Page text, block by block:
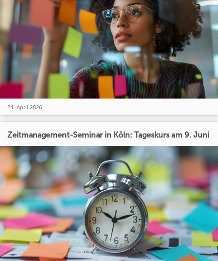
24. April 2026
Zeitmanagement-Seminar in Köln: Tageskurs am 9. Juni